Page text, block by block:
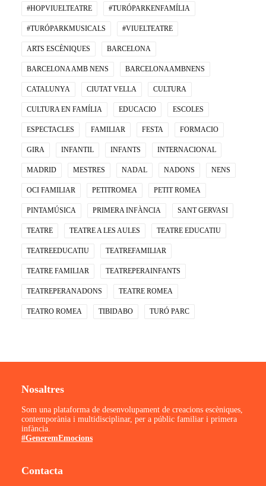
#HOPVIUELTEATRE #TURÓPARKENFAMÍLIA
#TURÓPARKMUSICALS #VIUELTEATRE
ARTS ESCÈNIQUES BARCELONA
BARCELONA AMB NENS BARCELONAAMBNENS
CATALUNYA CIUTAT VELLA CULTURA
CULTURA EN FAMÍLIA EDUCACIO ESCOLES
ESPECTACLES FAMILIAR FESTA FORMACIO
GIRA INFANTIL INFANTS INTERNACIONAL
MADRID MESTRES NADAL NADONS NENS
OCI FAMILIAR PETITROMEA PETIT ROMEA
PINTAMÚSICA PRIMERA INFÀNCIA SANT GERVASI
TEATRE TEATRE A LES AULES TEATRE EDUCATIU
TEATREEDUCATIU TEATREFAMILIAR
TEATRE FAMILIAR TEATREPERAINFANTS
TEATREPERANADONS TEATRE ROMEA
TEATRO ROMEA TIBIDABO TURÓ PARC
Nosaltres
Som una plataforma de desenvolupament de creacions escèniques,
contemporània i multidisciplinar, per a públic familiar i primera
infància.
#GeneremEmocions
Contacta